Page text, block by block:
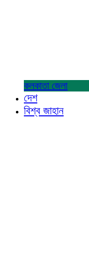
কলকাতা জেলা
দেশ
বিশ্ব জাহান